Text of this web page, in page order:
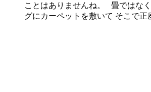
ことはありませんね。 畳ではな
グにカーペットを敷いて そこで正